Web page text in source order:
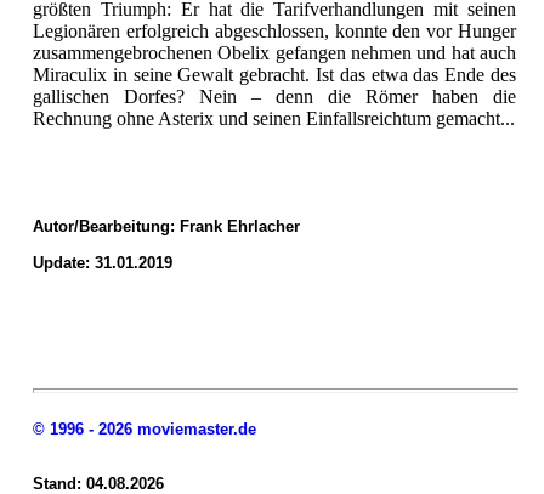
größten Triumph: Er hat die Tarifverhandlungen mit seinen
Legionären erfolgreich abgeschlossen, konnte den vor Hunger
zusammengebrochenen Obelix gefangen nehmen und hat auch
Miraculix in seine Gewalt gebracht. Ist das etwa das Ende des
gallischen Dorfes? Nein – denn die Römer haben die
Rechnung ohne Asterix und seinen Einfallsreichtum gemacht...
Autor/Bearbeitung: Frank Ehrlacher
Update: 31.01.2019
© 1996 - 2026 moviemaster.de
Stand: 04.08.2026